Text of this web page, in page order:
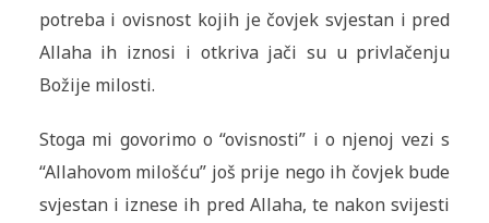
potreba i ovisnost kojih je čovjek svjestan i pred
Allaha ih iznosi i otkriva jači su u privlačenju
Božije milosti.
Stoga mi govorimo o “ovisnosti” i o njenoj vezi s
“Allahovom milošću” još prije nego ih čovjek bude
svjestan i iznese ih pred Allaha, te nakon svijesti